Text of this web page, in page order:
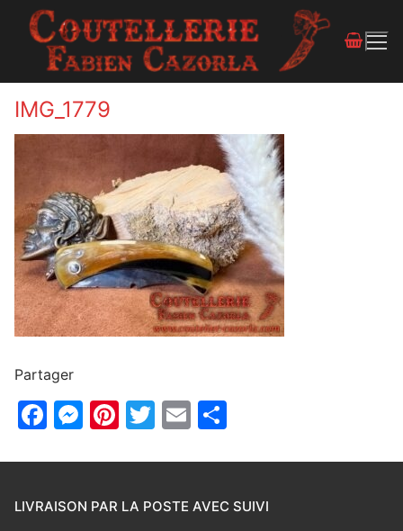
IMG_1779
Partager
Facebook
Messenger
Pinterest
Twitter
Email
LIVRAISON PAR LA POSTE AVEC SUIVI